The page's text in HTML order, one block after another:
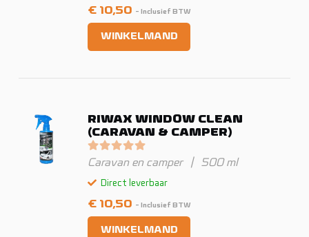
€ 10,50 - Inclusief BTW
WINKELMAND
RIWAX WINDOW CLEAN
(CARAVAN & CAMPER)
Gewaardeerd0uit 5
Caravan en camper | 500 ml
Direct leverbaar
€ 10,50 - Inclusief BTW
WINKELMAND